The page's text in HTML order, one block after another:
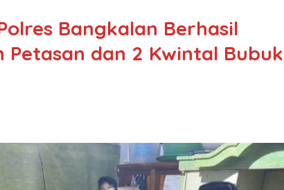
Bangkalan Berhasil
Petasan dan 2 Kwintal Bubuk